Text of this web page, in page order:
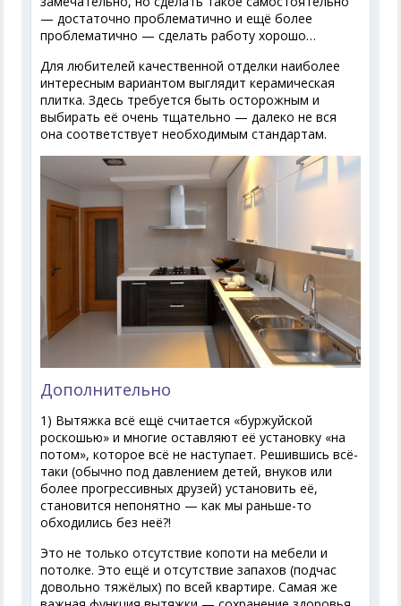
— достаточно проблематично и ещё более
проблематично — сделать работу хорошо…
Для любителей качественной отделки наиболее
интересным вариантом выглядит керамическая
плитка. Здесь требуется быть осторожным и
выбирать её очень тщательно — далеко не вся
она соответствует необходимым стандартам.
Дополнительно
1) Вытяжка всё ещё считается «буржуйской
роскошью» и многие оставляют её установку «на
потом», которое всё не наступает. Решившись всё-
таки (обычно под давлением детей, внуков или
более прогрессивных друзей) установить её,
становится непонятно — как мы раньше-то
обходились без неё?!
Это не только отсутствие копоти на мебели и
потолке. Это ещё и отсутствие запахов (подчас
довольно тяжёлых) по всей квартире. Самая же